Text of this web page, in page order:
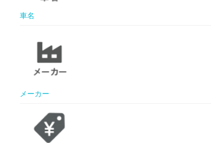
車名
メーカー